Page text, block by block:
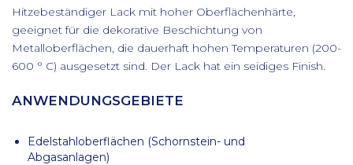
Hitzebeständiger Lack mit hoher Oberflächenhärte,
geeignet für die dekorative Beschichtung von
Metalloberflächen, die dauerhaft hohen Temperaturen (200-
600 ° C) ausgesetzt sind. Der Lack hat ein seidiges Finish.
ANWENDUNGSGEBIETE
Edelstahloberflächen (Schornstein- und
Abgasanlagen)